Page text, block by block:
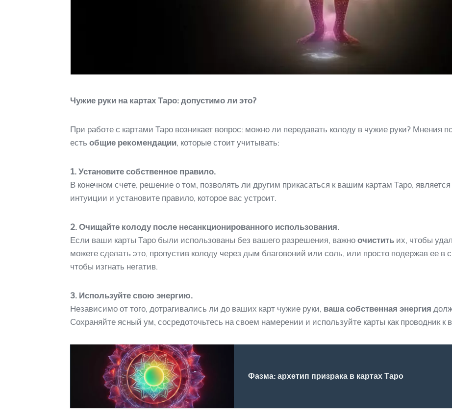
Чужие руки на картах Таро: допустимо ли это?
При работе с картами Таро возникает вопрос: можно ли передавать колоду в чужие руки? Мнения
есть общие рекомендации, которые стоит учитывать:
1. Установите собственное правило.
В конечном счете, решение о том, позволять ли другим прикасаться к вашим картам Таро,
интуиции и установите правило, которое вас устроит.
2. Очищайте колоду после несанкционированного использования.
Если ваши карты Таро были использованы без вашего разрешения, важно очистить их, чтобы
можете сделать это, пропустив колоду через дым благовоний или соль, или просто подержав ее в
чтобы изгнать негатив.
3. Используйте свою энергию.
Независимо от того, дотрагивались ли до ваших карт чужие руки, ваша собственная энергия
Сохраняйте ясный ум, сосредоточьтесь на своем намерении и используйте карты как проводник
Фазма: архетип призрака в картах Таро